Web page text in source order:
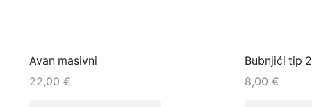
Avan masivni
22,00 €
Bubnjići tip 2
8,00 €